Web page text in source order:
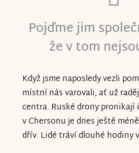
byli za třetí auto moc rádi.
auta přicházejí. Naštěstí
jen auto. "Za všechno moc
Bez vaší podpory by bylo
mnohem hůř. Veliká
poklona za vaši podporu,
nejsou lhostejní k nám a k
Předávám vám a snažil
nejvíc taky poděkovat za
Pojďme jim
že v tom
Když jsme naposledy vezli
místní nás varovali, ať už
centra. Ruské drony pronikají
v Chersonu je dnes ještě
dřív. Lidé tráví dlouhé hodiny